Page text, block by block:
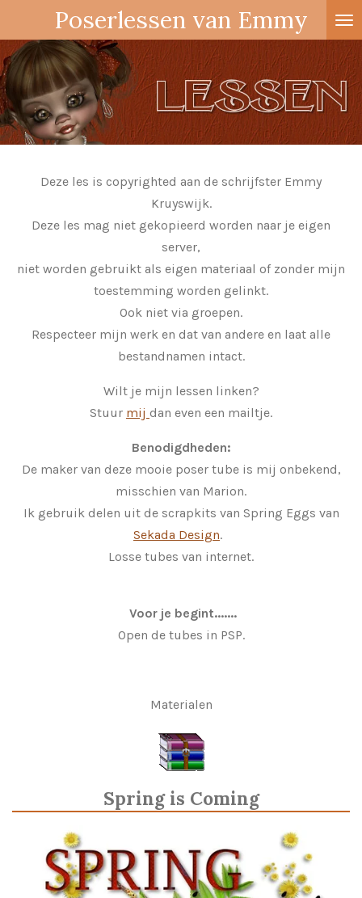
direct
naar
de
hoofdinhoud
Poserlessen van Emmy
Deze les is copyrighted aan de schrijfster Emmy
Kruyswijk.
Deze les mag niet gekopieerd worden naar je eigen
server,
niet worden gebruikt als eigen materiaal of zonder mijn
toestemming worden gelinkt.
Ook niet via groepen.
Respecteer mijn werk en dat van andere en laat alle
bestandnamen intact.
Wilt je mijn lessen linken?
Stuur mij dan even een mailtje.
Benodigdheden:
De maker van deze mooie poser tube is mij onbekend,
misschien van Marion.
Ik gebruik delen uit de scrapkits van Spring Eggs van
Sekada Design.
Losse tubes van internet.
Voor je begint.......
Open de tubes in PSP.
Materialen
Spring is Coming